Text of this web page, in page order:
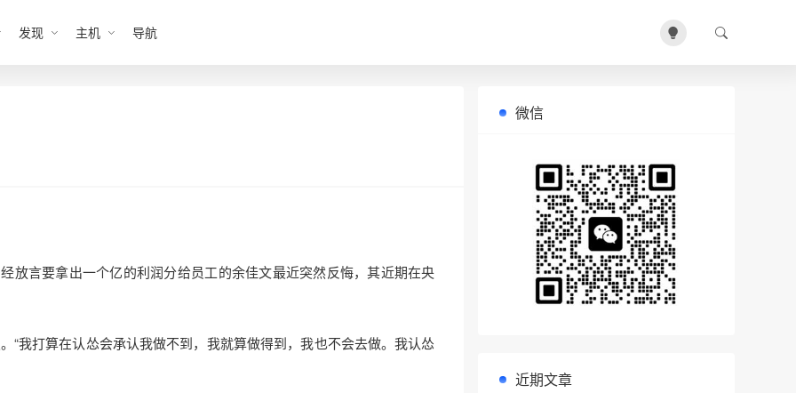
发现 主机 导航
放言要拿出一个亿的利润分给员工的余佳文最近突然反悔，其近期在央
“我打算在认怂会承认我做不到，我就算做得到，我也不会去做。我认怂
微信
近期文章